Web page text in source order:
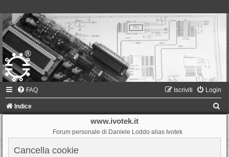
FAQ Login
Iscriviti
Indice
www.ivotek.it
Forum personale di Daniele Loddo alias Ivotek
Cancella cookie